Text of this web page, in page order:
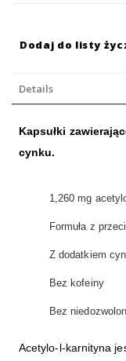
Dodaj do listy
Details
Kapsułki
cynku.
1,260 mg
Formuła z
Z dodatkiem
Bez kofeiny
Bez
Acetylo-l-karnityna